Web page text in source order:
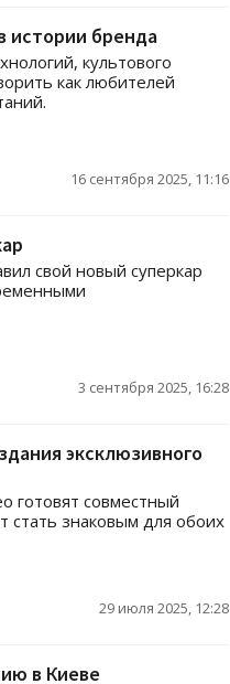
истории бренда
культового
как любителей
16 сентября 2025, 11:16
свой новый суперкар
3 сентября 2025, 16:28
эксклюзивного
готовят совместный
стать знаковым для обоих
29 июля 2025, 12:28
в Киеве